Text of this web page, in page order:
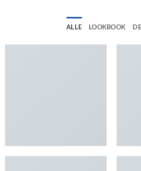
ALLE LOOKBOOK